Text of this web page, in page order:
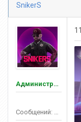
SnikerS
Администраторы
Сообщений: 136